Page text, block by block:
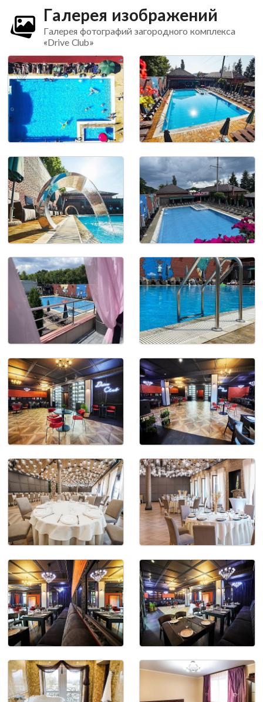
Галерея изображений
Галерея фотографий загородного комплекса
«Drive Club»